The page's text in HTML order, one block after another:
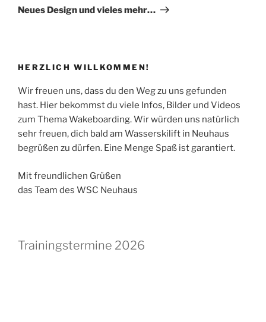
Beitrag
Neues Design und vieles mehr…
HERZLICH WILLKOMMEN!
Wir freuen uns, dass du den Weg zu uns gefunden
hast. Hier bekommst du viele Infos, Bilder und Videos
zum Thema Wakeboarding. Wir würden uns natürlich
sehr freuen, dich bald am Wasserskilift in Neuhaus
begrüßen zu dürfen. Eine Menge Spaß ist garantiert.
Mit freundlichen Grüßen
das Team des WSC Neuhaus
Trainingstermine 2026